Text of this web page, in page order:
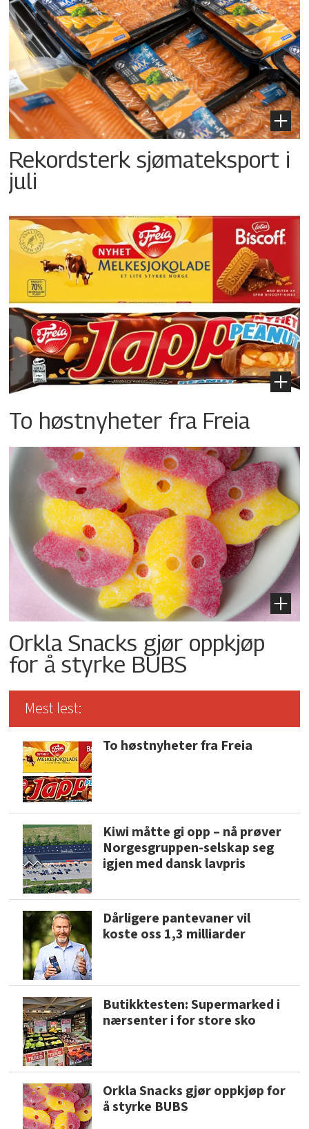
Rekordsterk sjømateksport i
juli
To høstnyheter fra Freia
Orkla Snacks gjør oppkjøp
for å styrke BUBS
Mest lest:
To høstnyheter fra Freia
Kiwi måtte gi opp – nå prøver
Norgesgruppen-selskap seg
igjen med dansk lavpris
Dårligere pantevaner vil
koste oss 1,3 milliarder
Butikktesten: Supermarked i
nærsenter i for store sko
Orkla Snacks gjør oppkjøp for
å styrke BUBS